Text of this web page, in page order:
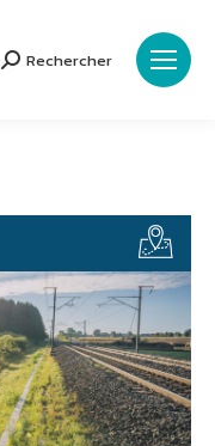
Search:
Rechercher